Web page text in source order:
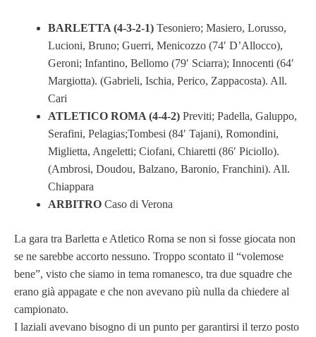
BARLETTA (4-3-2-1) Tesoniero; Masiero, Lorusso,
Lucioni, Bruno; Guerri, Menicozzo (74′ D’Allocco),
Geroni; Infantino, Bellomo (79′ Sciarra); Innocenti (64′
Margiotta). (Gabrieli, Ischia, Perico, Zappacosta). All.
Cari
ATLETICO ROMA (4-4-2) Previti; Padella, Galuppo,
Serafini, Pelagias;Tombesi (84′ Tajani), Romondini,
Miglietta, Angeletti; Ciofani, Chiaretti (86′ Piciollo).
(Ambrosi, Doudou, Balzano, Baronio, Franchini). All.
Chiappara
ARBITRO Caso di Verona
La gara tra Barletta e Atletico Roma se non si fosse giocata non
se ne sarebbe accorto nessuno. Troppo scontato il “volemose
bene”, visto che siamo in tema romanesco, tra due squadre che
erano già appagate e che non avevano più nulla da chiedere al
campionato.
I laziali avevano bisogno di un punto per garantirsi il terzo posto